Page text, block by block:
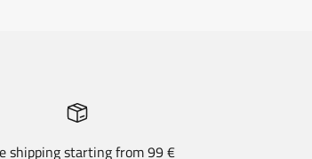
shipping starting from 99 €